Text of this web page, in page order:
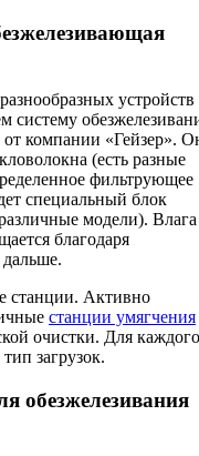
устройств
систему
компании «Гейзер».
(есть разные
фильтрующее
специальный блок
модели). Влага
благодаря
станции. Активно
станции умягчения
очистки. Для каждого
загрузок.
обезжелезивания